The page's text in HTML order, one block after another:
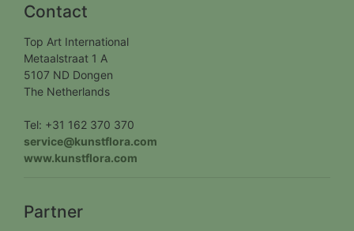
Contact
Top Art International
Metaalstraat 1 A
5107 ND Dongen
The Netherlands
Tel: +31 162 370 370
service@kunstflora.com
www.kunstflora.com
Partner